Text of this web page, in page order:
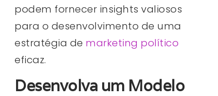
podem fornecer insights valiosos
para o desenvolvimento de uma
estratégia de marketing político
eficaz.
Desenvolva um Modelo